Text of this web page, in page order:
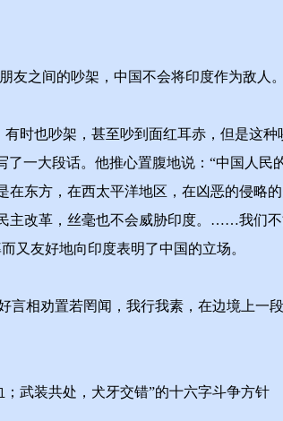
之间的吵架，中国不会将印度作为敌人。
也吵架，甚至吵到面红耳赤，但是这种
一大段话。他推心置腹地说：“中国人民
东方，在西太平洋地区，在凶恶的侵略
改革，丝毫也不会威胁印度。……我们
又友好地向印度表明了中国的立场。
劝置若罔闻，我行我素，在边境上一
武装共处，犬牙交错”的十六字斗争方针